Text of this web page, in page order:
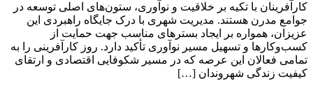
کارآفرینان با تکیه بر خلاقیت و نوآوری، ستون‌های اصلی توسعه در
جوامع مدرن هستند. مدیریت شهری با درک جایگاه راهبردی این
عزیزان، همواره بر ایجاد بسترهای مناسب جهت حمایت از
کسب‌وکارها و تسهیل مسیر نوآوری تأکید دارد. روز کارآفرینی را به
تمامی فعالان این عرصه که در مسیر شکوفایی اقتصادی و ارتقای
کیفیت زندگی شهروندان […]